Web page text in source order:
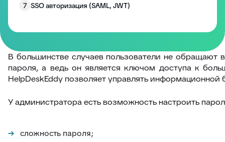
7 SSO авторизация (SAML, JWT)
В большинстве случаев пользователи не обращают
пароля, а ведь он является ключом доступа к
HelpDeskEddy позволяет управлять информационной
У администратора есть возможность настроить
cложность пароля;